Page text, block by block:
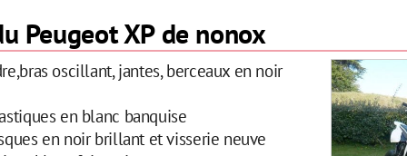
Peugeot XP de nonox
oscillant, jantes, berceaux en noir
en blanc banquise
en noir brillant et visserie neuve